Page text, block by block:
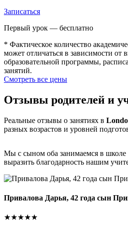
Записаться
Первый урок — бесплатно
* Фактическое количество
может отличаться в зависимости от
образовательной программы,
занятий.
Смотреть все цены
Отзывы родителей и
Реальные отзывы о занятиях в
разных возрастов и уровней
Мы с сыном оба занимаемся в школе
выразить благодарность нашим
Привалова Дарья, 42 года сын
★★★★★